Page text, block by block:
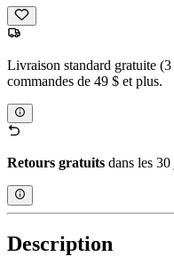
Livraison standard gratuite
commandes de 49 $ et plus.
Retours gratuits dans les
Description